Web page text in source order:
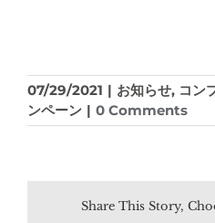
07/29/2021 | お知らせ, コン
ンペーン | 0 Comments
Share This Story,